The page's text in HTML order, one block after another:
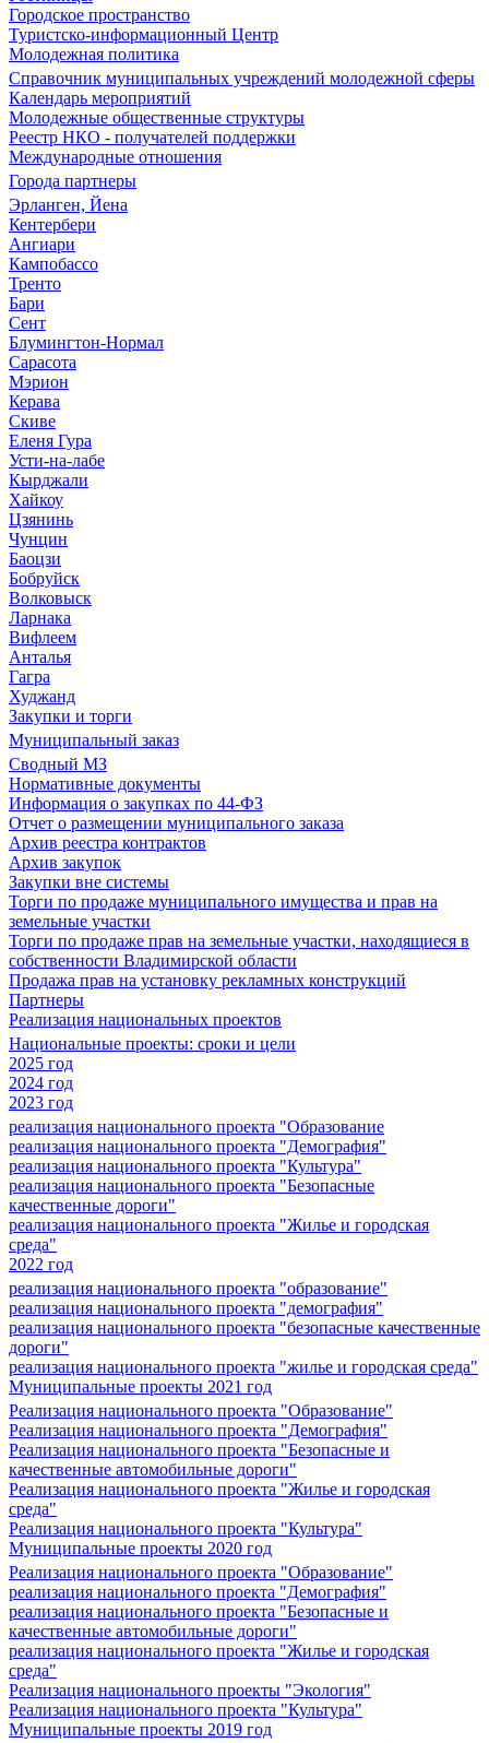
Городское пространство
Туристско-информационный Центр
Молодежная политика
Справочник муниципальных учреждений молодежной сферы
Календарь мероприятий
Молодежные общественные структуры
Реестр НКО - получателей поддержки
Международные отношения
Города партнеры
Эрланген, Йена
Кентербери
Ангиари
Кампобассо
Тренто
Бари
Сент
Блумингтон-Нормал
Сарасота
Мэрион
Керава
Скиве
Еленя Гура
Усти-на-лабе
Кырджали
Хайкоу
Цзянинь
Чунцин
Баоцзи
Бобруйск
Волковыск
Ларнака
Вифлеем
Анталья
Гагра
Худжанд
Закупки и торги
Муниципальный заказ
Сводный МЗ
Нормативные документы
Информация о закупках по 44-ФЗ
Отчет о размещении муниципального заказа
Архив реестра контрактов
Архив закупок
Закупки вне системы
Торги по продаже муниципального имущества и прав на
земельные участки
Торги по продаже прав на земельные участки, находящиеся в
собственности Владимирской области
Продажа прав на установку рекламных конструкций
Партнеры
Реализация национальных проектов
Национальные проекты: сроки и цели
2025 год
2024 год
2023 год
реализация национального проекта "Образование
реализация национального проекта "Демография"
реализация национального проекта "Культура"
реализация национального проекта "Безопасные
качественные дороги"
реализация национального проекта "Жилье и городская
среда"
2022 год
реализация национального проекта "образование"
реализация национального проекта "демография"
реализация национального проекта "безопасные качественные
дороги"
реализация национального проекта "жилье и городская среда"
Муниципальные проекты 2021 год
Реализация национального проекта "Образование"
Реализация национального проекта "Демография"
Реализация национального проекта "Безопасные и
качественные автомобильные дороги"
Реализация национального проекта "Жилье и городская
среда"
Реализация национального проекта "Культура"
Муниципальные проекты 2020 год
Реализация национального проекта "Образование"
реализация национального проекта "Демография"
реализация национального проекта "Безопасные и
качественные автомобильные дороги"
реализация национального проекта "Жилье и городская
среда"
Реализация национального проекты "Экология"
Реализация национального проекта "Культура"
Муниципальные проекты 2019 год